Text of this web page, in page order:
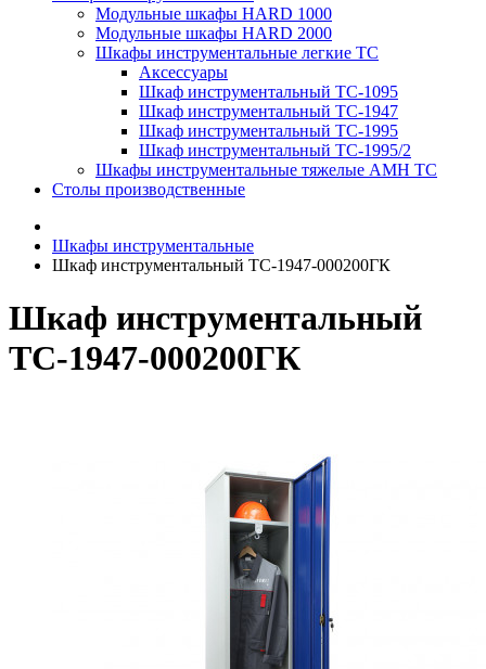
Модульные шкафы HARD 1000
Модульные шкафы HARD 2000
Шкафы инструментальные легкие ТС
Аксессуары
Шкаф инструментальный TC-1095
Шкаф инструментальный TC-1947
Шкаф инструментальный TC-1995
Шкаф инструментальный TC-1995/2
Шкафы инструментальные тяжелые AMH TC
Столы производственные
Шкафы инструментальные
Шкаф инструментальный TC-1947-000200ГК
Шкаф инструментальный
TC-1947-000200ГК